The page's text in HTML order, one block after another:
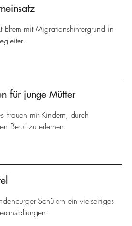
Eltern mit Migrationshintergrund in
für junge Mütter
Frauen mit Kindern, durch
Beruf zu erlernen.
Schülern ein vielseitiges